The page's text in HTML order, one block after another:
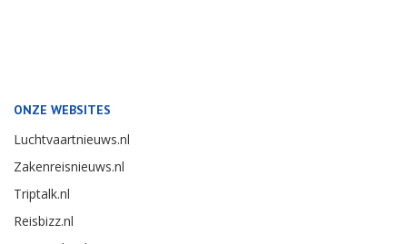
ONZE WEBSITES
Luchtvaartnieuws.nl
Zakenreisnieuws.nl
Triptalk.nl
Reisbizz.nl